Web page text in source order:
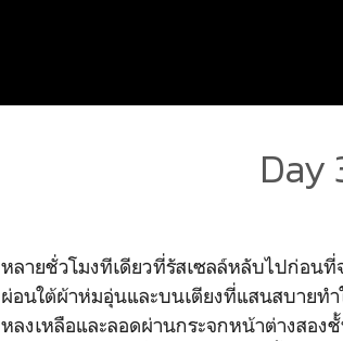
Day
หลายชั่วโมงทีเดียวที่รัสเซลล์หลับไปก่อน
ผ่อนใต้ผ้าห่มอุ่นและบนเตียงที่แสนสบายท
หลงเหลือและลอดผ่านกระจกหน้าต่างส